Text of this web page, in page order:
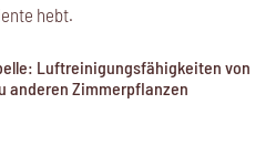
hebt.
Luftreinigungsfähigkeiten von
anderen Zimmerpflanzen